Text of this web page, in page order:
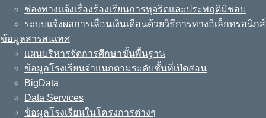
ช่องทางแจ้งเรื่องร้องเรียนการทุจริตและประพฤติมิชอบ
ระบบแจ้งผลการเลื่อนเงินเดือนด้วยวิธีการทางอิเล็กทรอนิกส์
ข้อมูลสารสนเทศ
แผนบริหารจัดการศึกษาขั้นพื้นฐาน
ข้อมูลโรงเรียนจำแนกตามระดับชั้นที่เปิดสอน
BigData
Data Services
ข้อมูลโรงเรียนในโครงการต่างๆ